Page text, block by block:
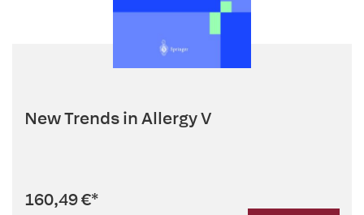
New Trends in Allergy V
160,49 €*